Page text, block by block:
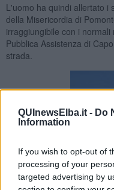
QUInewsElba.it - Do
Information
If you wish to opt-out of
processing of your
targeted advertising by
L'uomo ha quindi allertato i
della Misericordia di
irraggiungibile con i
Pubblica Assistenza di
strada.